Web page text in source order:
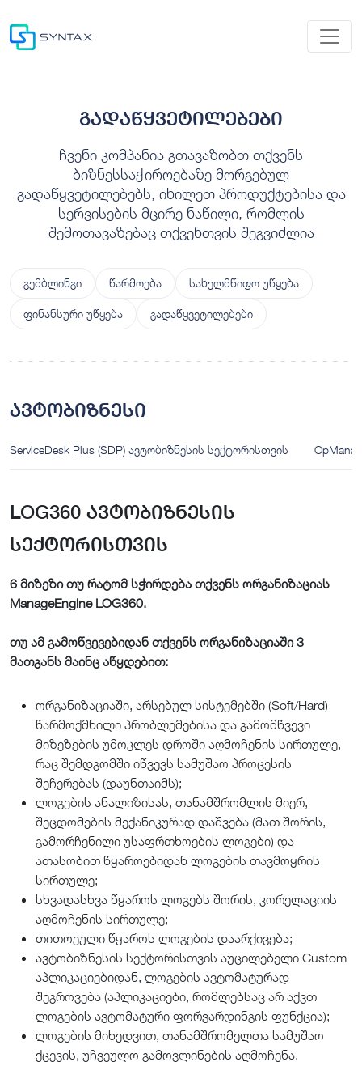
გადაწყვეტილებები
ჩვენი კომპანია გთავაზობთ თქვენს
ბიზნესსაჭიროებაზე მორგებულ
გადაწყვეტილებებს, იხილეთ პროდუქტებისა და
სერვისების მცირე ნაწილი, რომლის
შემოთავაზებაც თქვენთვის შეგვიძლია
გემბლინგი წარმოება სახელმწიფო უწყება
ფინანსური უწყება გადაწყვეტილებები
ავტობიზნესი
ServiceDesk Plus (SDP) ავტობიზნესის სექტორისთვის
LOG360 ავტობიზნესის
სექტორისთვის
6 მიზეზი თუ რატომ სჭირდება თქვენს ორგანიზაციას
ManageEngine LOG360.
თუ ამ გამოწვევებიდან თქვენს ორგანიზაციაში 3
მათგანს მაინც აწყდებით:
ორგანიზაციაში, არსებულ სისტემებში (Soft/Hard)
წარმოქმნილი პრობლემებისა და გამომწვევი
მიზეზების უმოკლეს დროში აღმოჩენის სირთულე,
რაც შემდგომში იწვევს სამუშაო პროცესის
შეჩერებას (დაუნთაიმს);
ლოგების ანალიზისას, თანამშრომლის მიერ,
შეცდომების მექანიკურად დაშვება (მათ შორის,
გამორჩენილი უსაფრთხოების ლოგები) და
ათასობით წყაროებიდან ლოგების თავმოყრის
სირთულე;
სხვადასხვა წყაროს ლოგებს შორის, კორელაციის
აღმოჩენის სირთულე;
თითოეული წყაროს ლოგების დაარქივება;
ავტობიზნესის სექტორისთვის აუცილებელი Custom
აპლიკაციებიდან, ლოგების ავტომატურად
შეგროვება (აპლიკაციები, რომლებსაც არ აქვთ
ლოგების ავტომატური ფორვარდინგის ფუნქცია);
ლოგების მიხედვით, თანამშრომელთა სამუშაო
ქცევის, უჩვეულო გამოვლინების აღმოჩენა.